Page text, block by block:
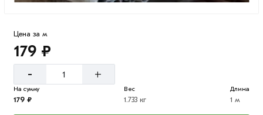
Цена за м
179 ₽
- +
На сумму
179 ₽
Вес
1.733 кг
Длина
1 м